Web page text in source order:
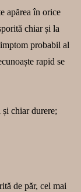
apărea în orice
chiar și la
probabil al
rapid se
chiar durere;
de păr, cel mai